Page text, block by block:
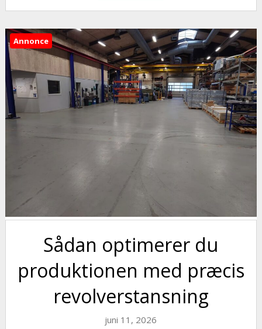
Annonce
Sådan optimerer du
produktionen med præcis
revolverstansning
juni 11, 2026